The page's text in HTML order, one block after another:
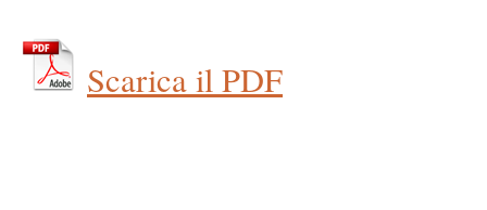
Scarica il PDF